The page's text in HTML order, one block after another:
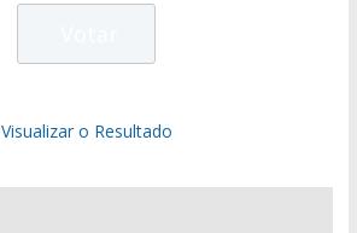
Visualizar o Resultado